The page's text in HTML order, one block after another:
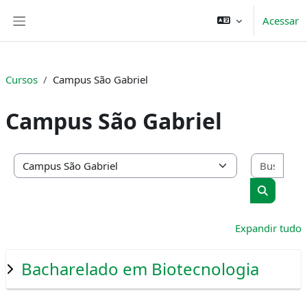
Acessar
Cursos Campus São Gabriel
Campus São Gabriel
Categorias de Cursos
Buscar
Expandir tudo
Bacharelado em Biotecnologia